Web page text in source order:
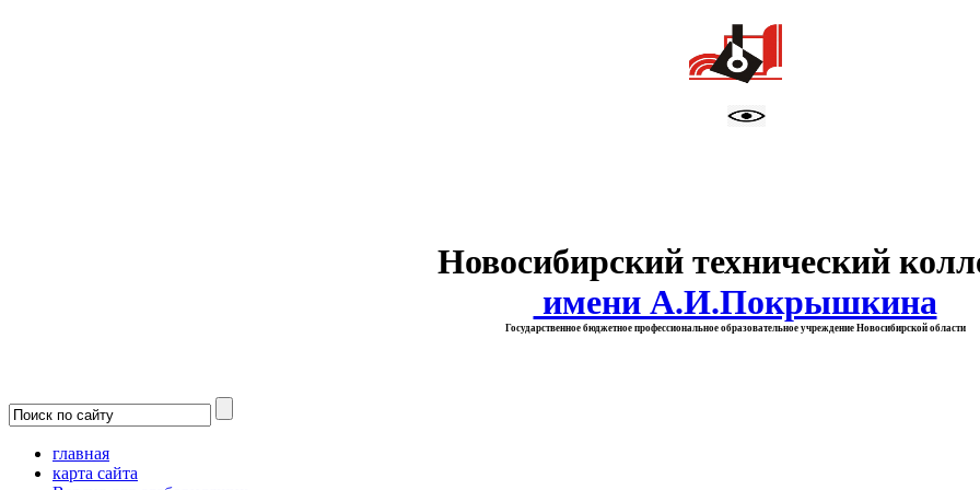
Новосибирский технический
имени А.И.Покрышкина
Государственное бюджетное профессиональное образовательное учреждение Новосибирской области
главная
карта сайта